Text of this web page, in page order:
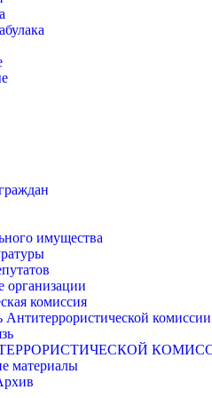
имущества
организации
комиссия
Антитеррористической комиссии
материалы